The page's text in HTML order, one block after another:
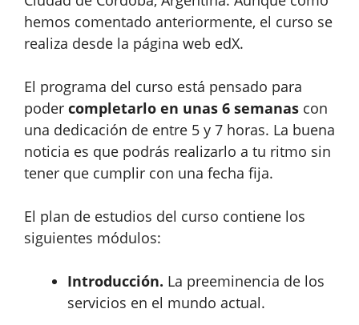
hemos comentado anteriormente, el curso se
realiza desde la página web edX.
El programa del curso está pensado para
poder completarlo en unas 6 semanas con
una dedicación de entre 5 y 7 horas. La buena
noticia es que podrás realizarlo a tu ritmo sin
tener que cumplir con una fecha fija.
El plan de estudios del curso contiene los
siguientes módulos:
Introducción. La preeminencia de los
servicios en el mundo actual.